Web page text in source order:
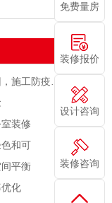
工防疫两不误
装修
和可
平衡
化
免费量房
装修报价
设计咨询
装修咨询